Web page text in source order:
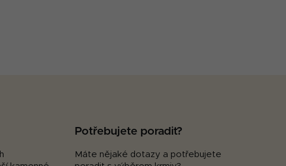
Potřebujete poradit?
Máte nějaké dotazy a potřebujete